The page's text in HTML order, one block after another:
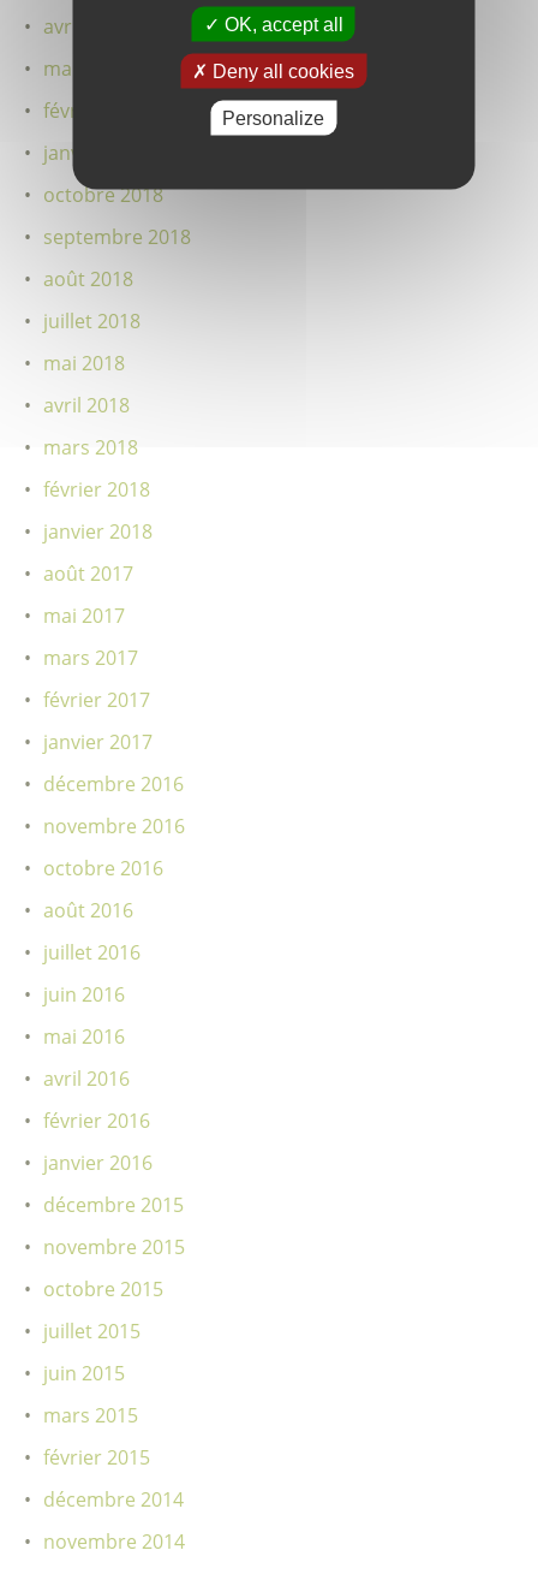
avril 2019
mars 2019
février 2019
janvier 2019
octobre 2018
septembre 2018
août 2018
juillet 2018
mai 2018
avril 2018
mars 2018
février 2018
janvier 2018
août 2017
mai 2017
mars 2017
février 2017
janvier 2017
décembre 2016
novembre 2016
octobre 2016
août 2016
juillet 2016
juin 2016
mai 2016
avril 2016
février 2016
janvier 2016
décembre 2015
novembre 2015
octobre 2015
juillet 2015
juin 2015
mars 2015
février 2015
décembre 2014
novembre 2014
OK, accept all
Deny all cookies
Personalize